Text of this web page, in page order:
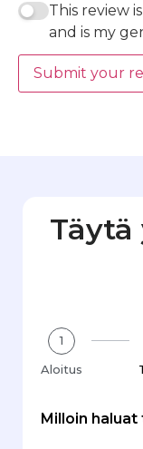
This review
and is my
Submit your
1
Aloitus
Milloin